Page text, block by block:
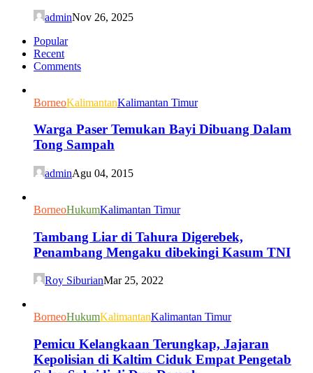
adminNov 26, 2025
Popular
Recent
Comments
BorneoKalimantanKalimantan Timur
Warga Paser Temukan Bayi Dibuang Dalam
Tong Sampah
adminAgu 04, 2015
BorneoHukumKalimantan Timur
Tambang Liar di Tahura Digerebek,
Penambang Mengaku dibekingi Kasum TNI
Roy SiburianMar 25, 2022
BorneoHukumKalimantanKalimantan Timur
Pemicu Kelangkaan Terungkap, Jajaran
Kepolisian di Kaltim Ciduk Empat Pengetab